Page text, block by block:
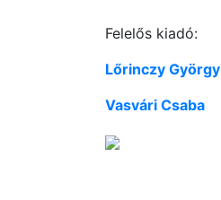
Felelős kiadó:
Lőrinczy György
Vasvári Csaba